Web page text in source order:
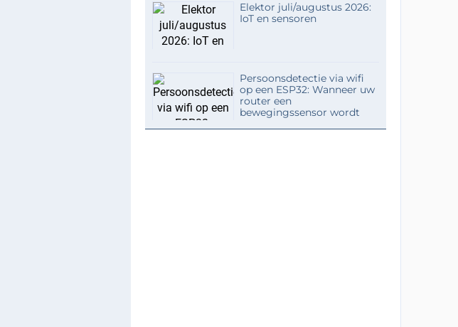
Elektor juli/augustus 2026:
IoT en sensoren
Persoonsdetectie via wifi
op een ESP32: Wanneer uw
router een
bewegingssensor wordt